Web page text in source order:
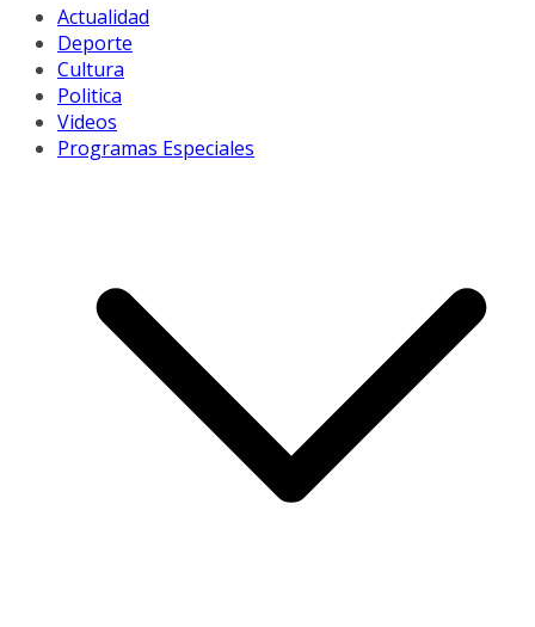
Actualidad
Deporte
Cultura
Politica
Videos
Programas Especiales